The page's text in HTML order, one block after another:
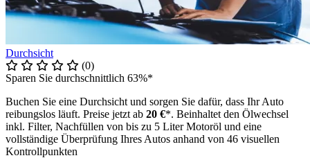
Durchsicht
(0)
Sparen Sie durchschnittlich 63%*
Buchen Sie eine Durchsicht und sorgen Sie dafür, dass Ihr Auto
reibungslos läuft. Preise jetzt ab 20 €*. Beinhaltet den Ölwechsel
inkl. Filter, Nachfüllen von bis zu 5 Liter Motoröl und eine
vollständige Überprüfung Ihres Autos anhand von 46 visuellen
Kontrollpunkten